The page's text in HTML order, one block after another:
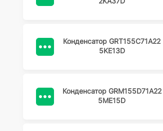
Конденсатор GRT155C71A22
5KE13D
Конденсатор GRM155D71A22
5ME15D